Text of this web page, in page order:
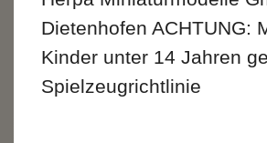
Dietenhofen ACHTUNG:
Kinder unter 14 Jahren
Spielzeugrichtlinie